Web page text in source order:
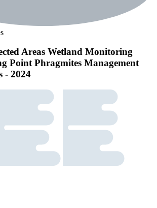
Areas Wetland Monitoring
Point Phragmites Management
- 2024